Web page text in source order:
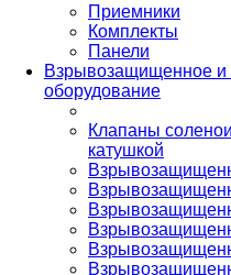
Приемники
Комплекты
Панели
Взрывозащищенное и
оборудование
Клапаны
катушкой